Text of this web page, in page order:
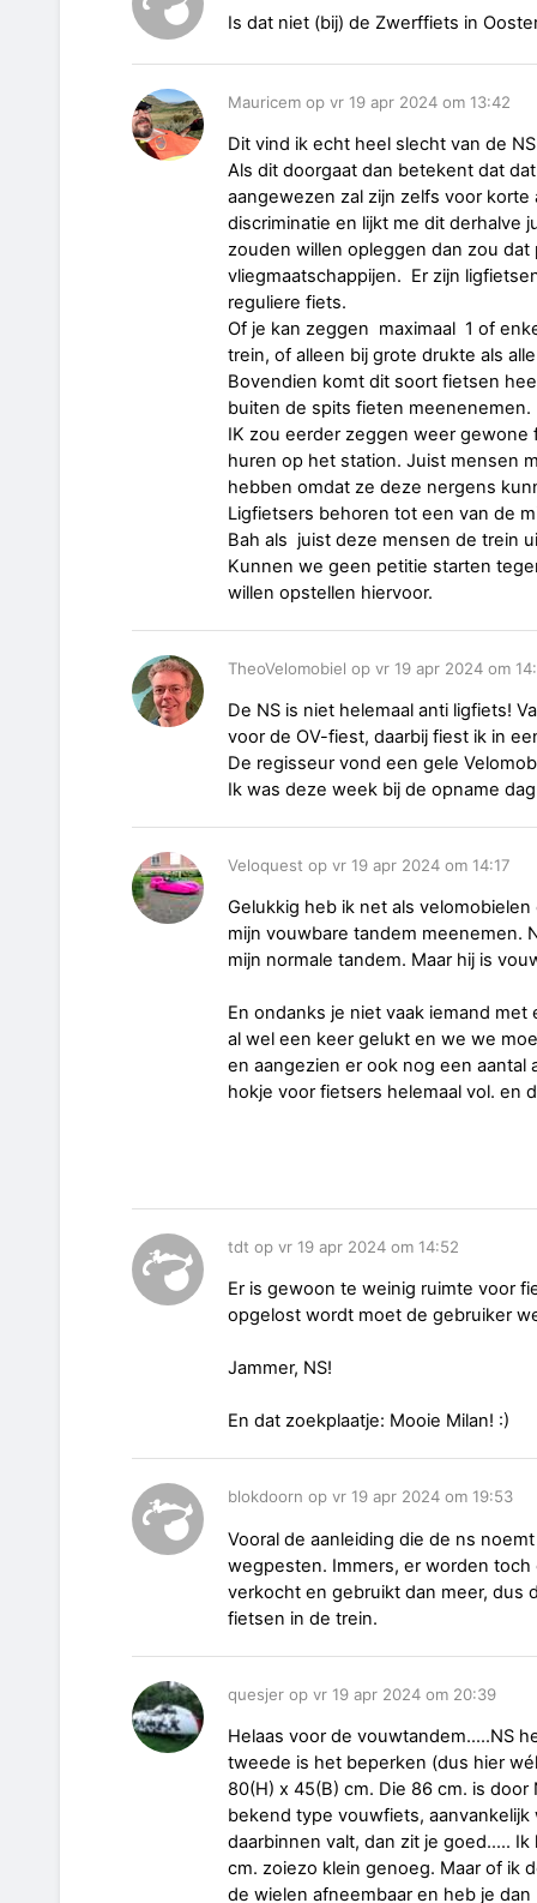
Is dat niet (bij) de Zwerffiets in
Mauricem op vr 19 apr 2024 om 13:42
Dit vind ik echt heel slecht van de
Als dit doorgaat dan betekent dat
aangewezen zal zijn zelfs voor
discriminatie en lijkt me dit derhalve
zouden willen opleggen dan zou
vliegmaatschappijen. Er zijn
reguliere fiets.
Of je kan zeggen maximaal 1 of
trein, of alleen bij grote drukte als
Bovendien komt dit soort fietsen
buiten de spits fieten
IK zou eerder zeggen weer
huren op het station. Juist mensen
hebben omdat ze deze nergens
Ligfietsers behoren tot een van de
Bah als juist deze mensen de trein
Kunnen we geen petitie starten
willen opstellen hiervoor.
TheoVelomobiel op vr 19 apr 2024 om
De NS is niet helemaal anti ligfiets!
voor de OV-fiest, daarbij fiest ik in
De regisseur vond een gele
Ik was deze week bij de opname
Veloquest op vr 19 apr 2024 om 14:17
Gelukkig heb ik net als
mijn vouwbare tandem meenemen.
mijn normale tandem. Maar hij is
En ondanks je niet vaak iemand
al wel een keer gelukt en we we
en aangezien er ook nog een
hokje voor fietsers helemaal vol. en
tdt op vr 19 apr 2024 om 14:52
Er is gewoon te weinig ruimte voor
opgelost wordt moet de gebruiker
Jammer, NS!
En dat zoekplaatje: Mooie Milan! :)
blokdoorn op vr 19 apr 2024 om 19:53
Vooral de aanleiding die de ns
wegpesten. Immers, er worden
verkocht en gebruikt dan meer, dus
fietsen in de trein.
quesjer op vr 19 apr 2024 om 20:39
Helaas voor de vouwtandem.....NS
tweede is het beperken (dus hier
80(H) x 45(B) cm. Die 86 cm. is
bekend type vouwfiets,
daarbinnen valt, dan zit je goed.....
cm. zoiezo klein genoeg. Maar of ik
de wielen afneembaar en heb je